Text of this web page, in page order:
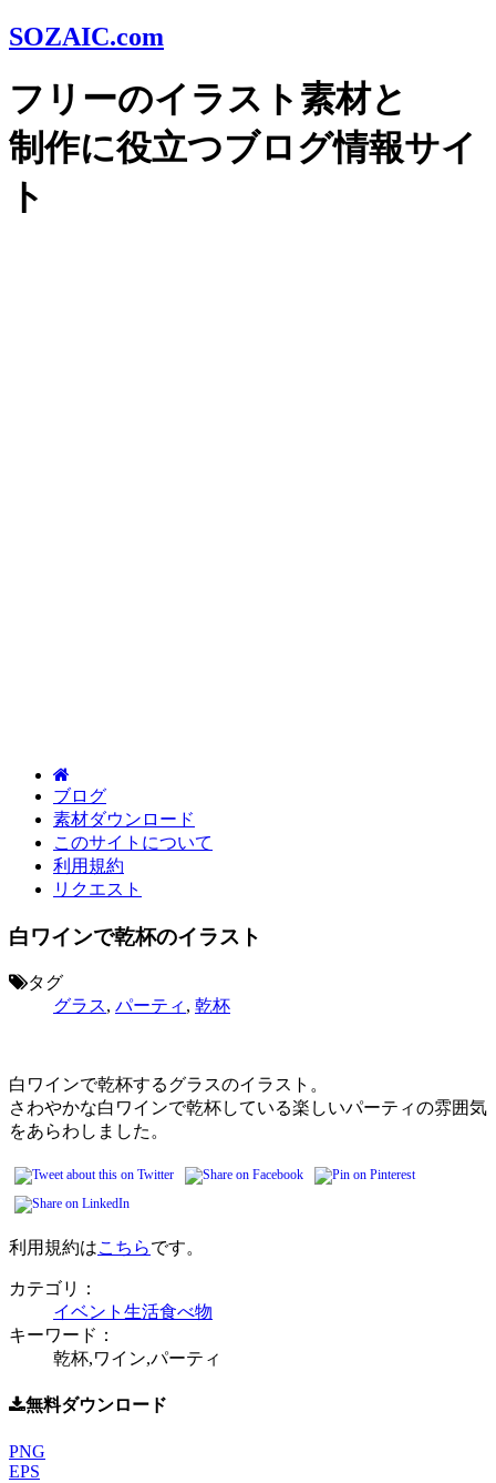
SOZAIC.com
フリーのイラスト素材と
制作に役立つブログ情報サイ
ト
ブログ
素材ダウンロード
このサイトについて
利用規約
リクエスト
白ワインで乾杯のイラスト
タグ
グラス, パーティ , 乾杯
白ワインで乾杯するグラスのイラスト。
さわやかな白ワインで乾杯している楽しいパーティの雰囲気
をあらわしました。
利用規約はこちらです。
カテゴリ：
イベント 生活食べ物
キーワード：
乾杯,ワイン,パーティ
無料ダウンロード
PNG
EPS